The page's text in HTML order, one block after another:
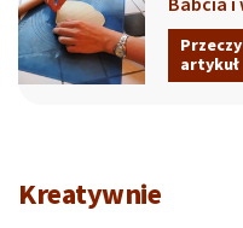
artykuł
Kreatywnie